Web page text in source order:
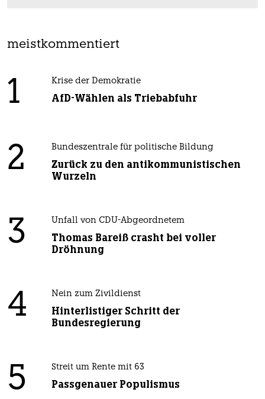
meistkommentiert
1 Krise der Demokratie
AfD-Wählen als Triebabfuhr
2 Bundeszentrale für politische Bildung
Zurück zu den antikommunistischen
Wurzeln
3 Unfall von CDU-Abgeordnetem
Thomas Bareiß crasht bei voller
Dröhnung
4 Nein zum Zivildienst
Hinterlistiger Schritt der
Bundesregierung
5 Streit um Rente mit 63
Passgenauer Populismus